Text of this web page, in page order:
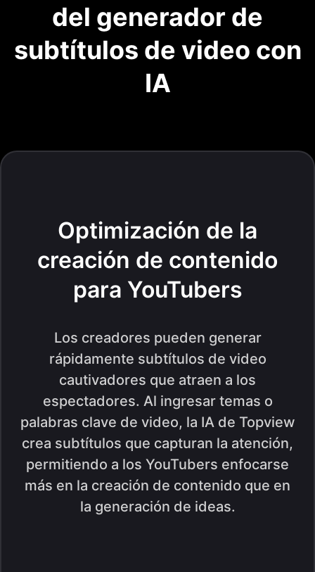
del generador de
subtítulos de video con
IA
Optimización de la
creación de contenido
para YouTubers
Los creadores pueden generar
rápidamente subtítulos de video
cautivadores que atraen a los
espectadores. Al ingresar temas o
palabras clave de video, la IA de Topview
crea subtítulos que capturan la atención,
permitiendo a los YouTubers enfocarse
más en la creación de contenido que en
la generación de ideas.